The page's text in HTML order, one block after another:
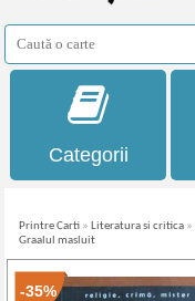
Categorii
Printre Carti » Literatura si critica »
Graalul masluit
-35%